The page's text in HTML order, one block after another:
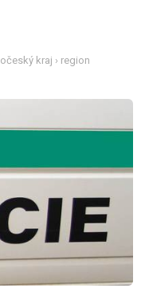
kraj › region